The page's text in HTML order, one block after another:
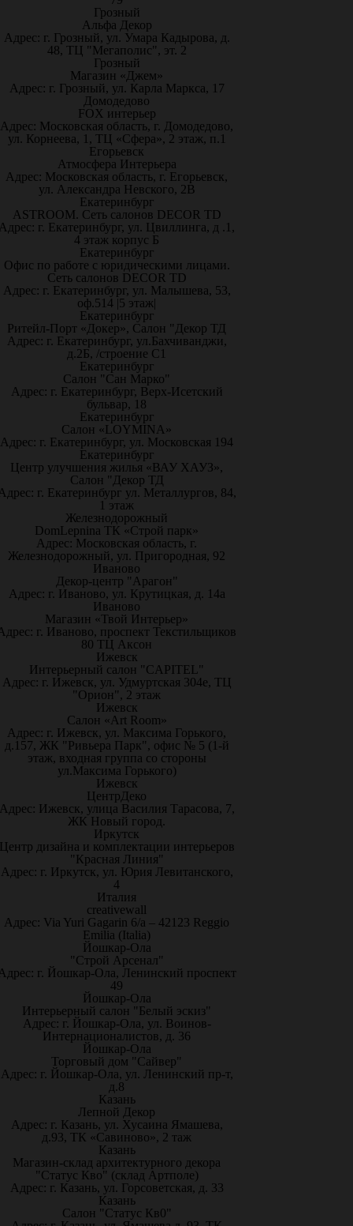
Грозный
Альфа Декор
Адрес: г. Грозный, ул. Умара Кадырова, д.
48, ТЦ "Мегаполис", эт. 2
Грозный
Магазин «Джем»
Адрес: г. Грозный, ул. Карла Маркса, 17
Домодедово
FOX интерьер
Адрес: Московская область, г. Домодедово,
ул. Корнеева, 1, ТЦ «Сфера», 2 этаж, п.1
Егорьевск
Атмосфера Интерьера
Адрес: Московская область, г. Егорьевск,
ул. Александра Невского, 2В
Екатеринбург
ASTROOM. Сеть салонов DECOR TD
г. Екатеринбург, ул. Цвиллинга, д .1,
4 этаж корпус Б
Екатеринбург
Офис по работе с юридическими лицами.
Сеть салонов DECOR TD
Адрес: г. Екатеринбург, ул. Малышева, 53,
оф.514 |5 этаж|
Екатеринбург
Ритейл-Порт «Докер», Салон "Декор ТД
Адрес: г. Екатеринбург, ул.Бахчиванджи,
д.2Б, /строение С1
Екатеринбург
Салон "Сан Марко"
Адрес: г. Екатеринбург, Верх-Исетский
бульвар, 18
Екатеринбург
Салон «LOYMINA»
Адрес: г. Екатеринбург, ул. Московская 194
Екатеринбург
Центр улучшения жилья «ВАУ ХАУЗ»,
Салон "Декор ТД
г. Екатеринбург ул. Металлургов, 84,
1 этаж
Железнодорожный
DomLepnina ТК «Строй парк»
Адрес: Московская область, г.
Железнодорожный, ул. Пригородная, 92
Иваново
Декор-центр "Арагон"
Адрес: г. Иваново, ул. Крутицкая, д. 14а
Иваново
Магазин «Твой Интерьер»
г. Иваново, проспект Текстильщиков
80 ТЦ Аксон
Ижевск
Интерьерный салон "CAPITEL"
Адрес: г. Ижевск, ул. Удмуртская 304е, ТЦ
"Орион", 2 этаж
Ижевск
Салон «Art Room»
Адрес: г. Ижевск, ул. Максима Горького,
д.157, ЖК "Ривьера Парк", офис № 5 (1-й
этаж, входная группа со стороны
ул.Максима Горького)
Ижевск
ЦентрДеко
Ижевск, улица Василия Тарасова, 7,
ЖК Новый город.
Иркутск
дизайна и комплектации интерьеров
"Красная Линия"
Адрес: г. Иркутск, ул. Юрия Левитанского,
4
Италия
creativewall
Адрес: Via Yuri Gagarin 6/a – 42123 Reggio
Emilia (Italia)
Йошкар-Ола
"Строй Арсенал"
г. Йошкар-Ола, Ленинский проспект
49
Йошкар-Ола
Интерьерный салон "Белый эскиз"
Адрес: г. Йошкар-Ола, ул. Воинов-
Интернационалистов, д. 36
Йошкар-Ола
Торговый дом "Сайвер"
Адрес: г. Йошкар-Ола, ул. Ленинский пр-т,
д.8
Казань
Лепной Декор
Адрес: г. Казань, ул. Хусаина Ямашева,
д.93, ТК «Савиново», 2 таж
Казань
Магазин-склад архитектурного декора
"Статус Кво" (склад Артполе)
Адрес: г. Казань, ул. Горсоветская, д. 33
Казань
Салон "Статус Кв0"